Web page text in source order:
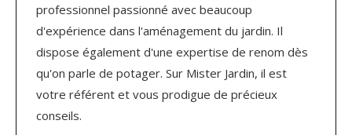
professionnel passionné avec beaucoup
d'expérience dans l'aménagement du jardin. Il
dispose également d'une expertise de renom dès
qu'on parle de potager. Sur Mister Jardin, il est
votre référent et vous prodigue de précieux
conseils.